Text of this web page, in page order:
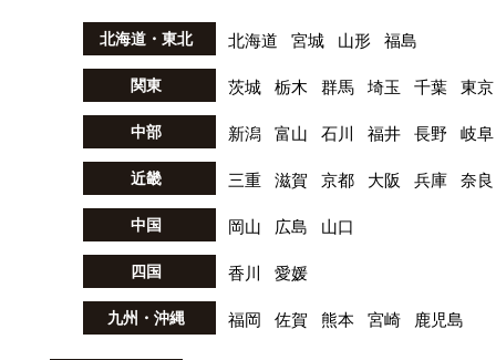
北海道・東北 北海道 宮城 山形 福島
関東 茨城 栃木 群馬 埼玉 千葉 東京
中部 新潟 富山 石川 福井 長野 岐阜
近畿 三重 滋賀 京都 大阪 兵庫 奈良
中国 岡山 広島 山口
四国 香川 愛媛
九州・沖縄 福岡 佐賀 熊本 宮崎 鹿児島